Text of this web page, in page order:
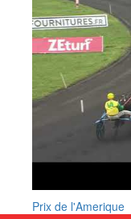
Prix de l'Amerique